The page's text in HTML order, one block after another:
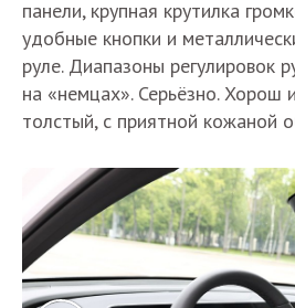
панели, крупная крутилка
удобные кнопки и
руле. Диапазоны регулировок
на «немцах». Серьёзно. Хорош
толстый, с приятной кожаной